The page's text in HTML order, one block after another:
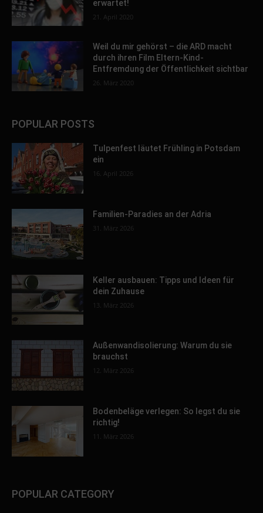
erwartet!
21. April 2020
Weil du mir gehörst – die ARD macht
durch ihren Film Eltern-Kind-
Entfremdung der Öffentlichkeit sichtbar
26. März 2020
POPULAR POSTS
Tulpenfest läutet Frühling in Potsdam
ein
16. April 2026
Familien-Paradies an der Adria
31. März 2026
Keller ausbauen: Tipps und Ideen für
dein Zuhause
13. März 2026
Außenwandisolierung: Warum du sie
brauchst
12. März 2026
Bodenbeläge verlegen: So legst du sie
richtig!
11. März 2026
POPULAR CATEGORY